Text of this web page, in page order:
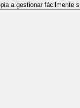
a gestionar fácilmente